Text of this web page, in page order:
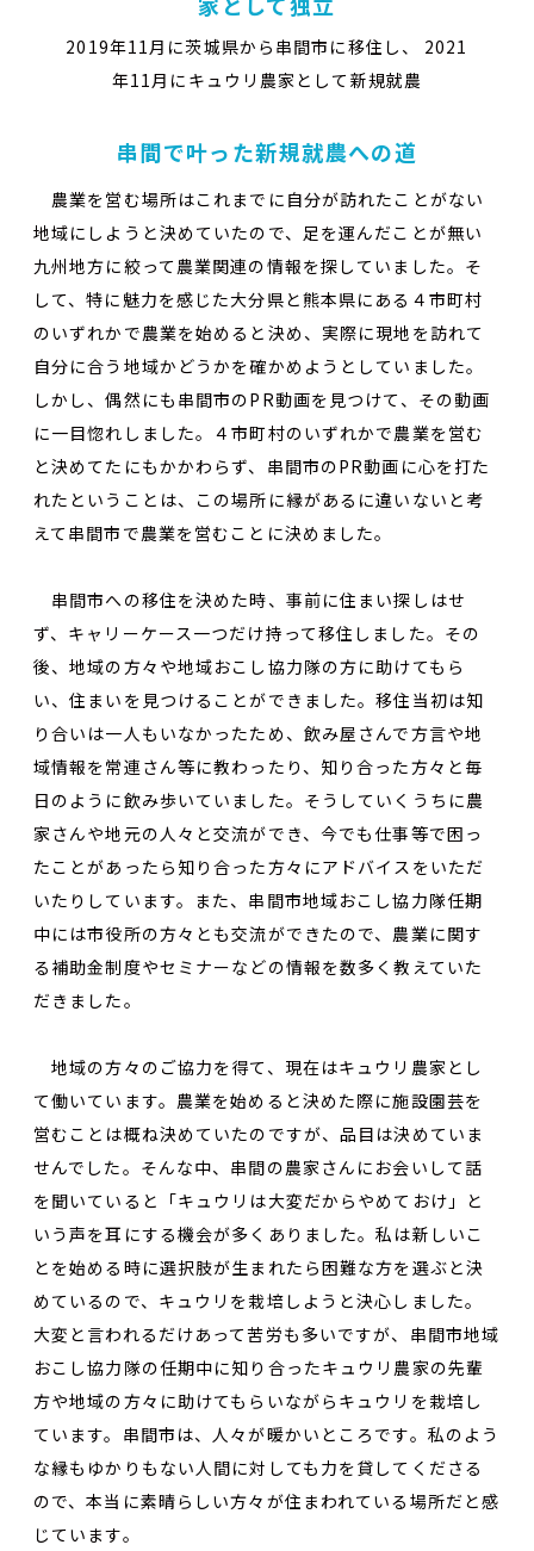
2019年11月に茨城県から串間市に移住し、 2021
年11月にキュウリ農家として新規就農
串間で叶った新規就農への道
農業を営む場所はこれまでに自分が訪れたことがない
地域にしようと決めていたので、足を運んだことが無い
九州地方に絞って農業関連の情報を探していました。そ
して、特に魅力を感じた大分県と熊本県にある４市町村
のいずれかで農業を始めると決め、実際に現地を訪れて
自分に合う地域かどうかを確かめようとしていました。
しかし、偶然にも串間市のPR動画を見つけて、その動画
に一目惚れしました。４市町村のいずれかで農業を営む
と決めてたにもかかわらず、串間市のPR動画に心を打た
れたということは、この場所に縁があるに違いないと考
えて串間市で農業を営むことに決めました。
串間市への移住を決めた時、事前に住まい探しはせ
ず、キャリーケース一つだけ持って移住しました。その
後、地域の方々や地域おこし協力隊の方に助けてもら
い、住まいを見つけることができました。移住当初は知
り合いは一人もいなかったため、飲み屋さんで方言や地
域情報を常連さん等に教わったり、知り合った方々と毎
日のように飲み歩いていました。そうしていくうちに農
家さんや地元の人々と交流ができ、今でも仕事等で困っ
たことがあったら知り合った方々にアドバイスをいただ
いたりしています。また、串間市地域おこし協力隊任期
中には市役所の方々とも交流ができたので、農業に関す
る補助金制度やセミナーなどの情報を数多く教えていた
だきました。
地域の方々のご協力を得て、現在はキュウリ農家とし
て働いています。農業を始めると決めた際に施設園芸を
営むことは概ね決めていたのですが、品目は決めていま
せんでした。そんな中、串間の農家さんにお会いして話
を聞いていると「キュウリは大変だからやめておけ」と
いう声を耳にする機会が多くありました。私は新しいこ
とを始める時に選択肢が生まれたら困難な方を選ぶと決
めているので、キュウリを栽培しようと決心しました。
大変と言われるだけあって苦労も多いですが、串間市地域
おこし協力隊の任期中に知り合ったキュウリ農家の先輩
方や地域の方々に助けてもらいながらキュウリを栽培し
ています。串間市は、人々が暖かいところです。私のよう
な縁もゆかりもない人間に対しても力を貸してくださる
ので、本当に素晴らしい方々が住まわれている場所だと感
じています。